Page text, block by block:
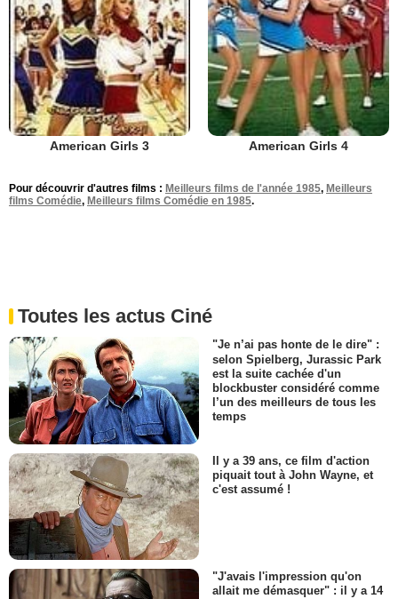
American Girls 3 American Girls 4
Pour découvrir d'autres films : Meilleurs films de l'année 1985, Meilleurs
films Comédie, Meilleurs films Comédie en 1985.
Toutes les actus Ciné
"Je n’ai pas honte de le dire" :
selon Spielberg, Jurassic Park
est la suite cachée d'un
blockbuster considéré comme
l’un des meilleurs de tous les
temps
Il y a 39 ans, ce film d'action
piquait tout à John Wayne, et
c'est assumé !
"J'avais l'impression qu'on
allait me démasquer" : il y a 14